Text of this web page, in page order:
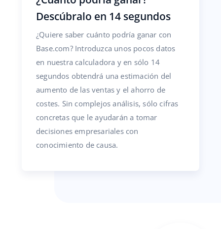
Descúbralo en 14 segundos
¿Quiere saber cuánto podría ganar con
Base.com? Introduzca unos pocos datos
en nuestra calculadora y en sólo 14
segundos obtendrá una estimación del
aumento de las ventas y el ahorro de
costes. Sin complejos análisis, sólo cifras
concretas que le ayudarán a tomar
decisiones empresariales con
conocimiento de causa.